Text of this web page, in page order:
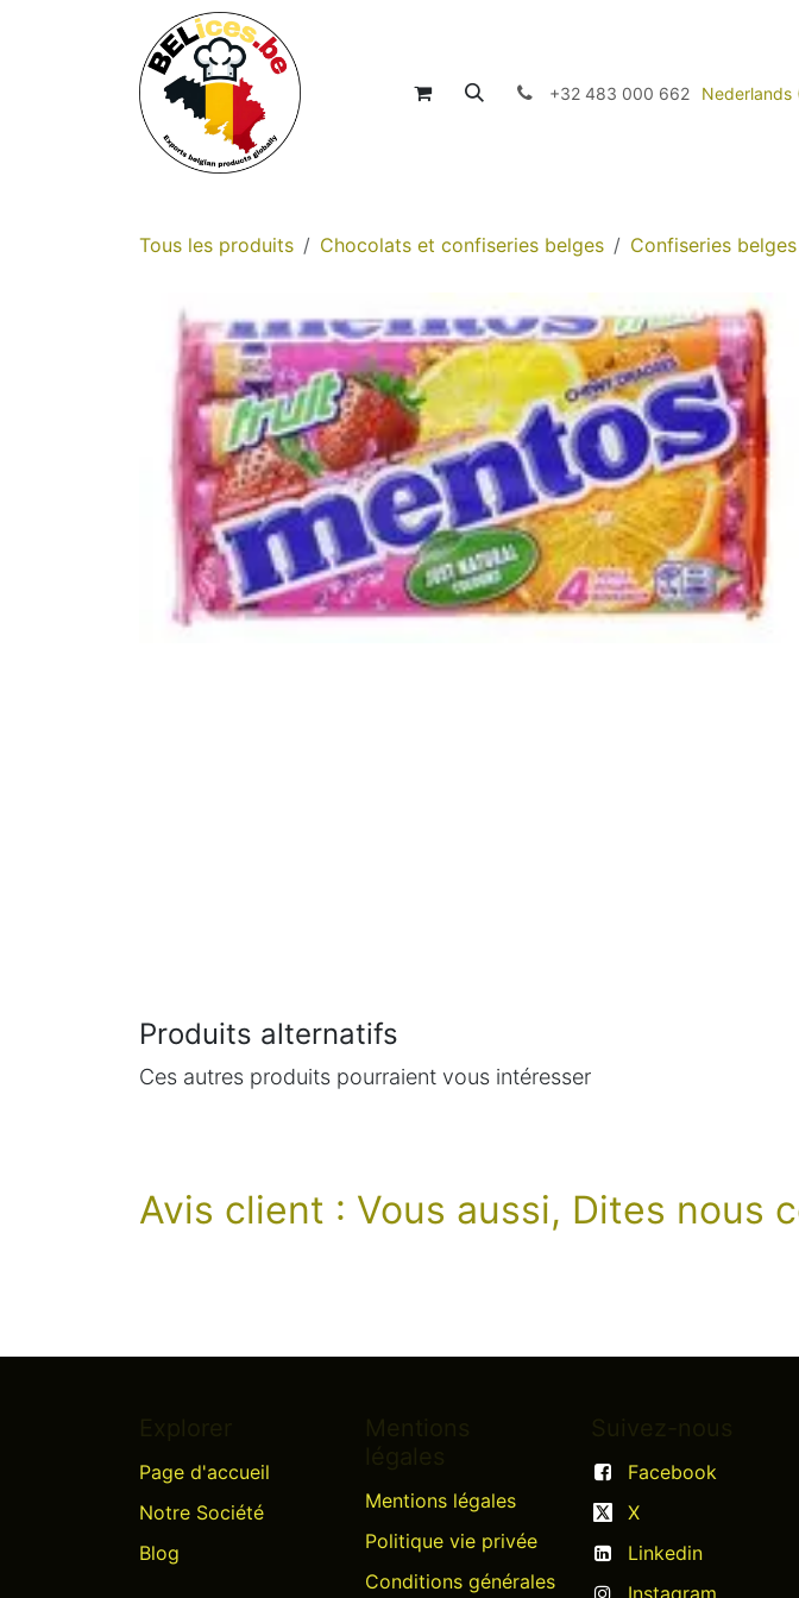
Se rendre au contenu
Boutique À propos Contactez-nous
+32 483 000 662 Nederlands
Tous les produits Chocolats et confiseries belges Confiseries
Produits alternatifs
Ces autres produits pourraient vous intéresser
Avis client : Vous aussi, Dites nous
Page d'accueil
Notre Société
Blog
Mentions légales
Politique vie privée
Conditions générales
Facebook
X
Linkedin
Instagram